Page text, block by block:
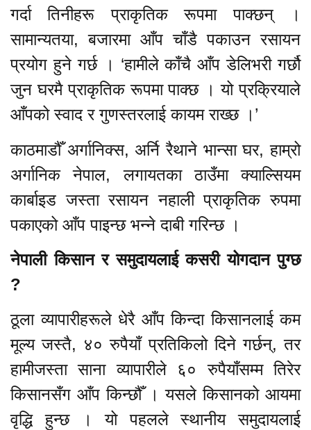
गर्दा तिनीहरू प्राकृतिक रूपमा पाक्छन् ।
सामान्यतया, बजारमा आँप चाँडै पकाउन रसायन
प्रयोग हुने गर्छ । ‘हामीले काँचै आँप डेलिभरी गर्छौ
जुन घरमै प्राकृतिक रूपमा पाक्छ । यो प्रक्रियाले
आँपको स्वाद र गुणस्तरलाई कायम राख्छ ।’
काठमाडौँ अर्गानिक्स, अर्नि रैथाने भान्सा घर, हाम्रो
अर्गानिक नेपाल, लगायतका ठाउँमा क्याल्सियम
कार्बाइड जस्ता रसायन नहाली प्राकृतिक रुपमा
पकाएको आँप पाइन्छ भन्ने दाबी गरिन्छ ।
नेपाली किसान र समुदायलाई कसरी योगदान पुग्छ
?
ठूला व्यापारीहरूले धेरै आँप किन्दा किसानलाई कम
मूल्य जस्तै, ४० रुपैयाँ प्रतिकिलो दिने गर्छन्, तर
हामीजस्ता साना व्यापारीले ६० रुपैयाँसम्म तिरेर
किसानसँग आँप किन्छौँ । यसले किसानको आयमा
वृद्धि हुन्छ । यो पहलले स्थानीय समुदायलाई